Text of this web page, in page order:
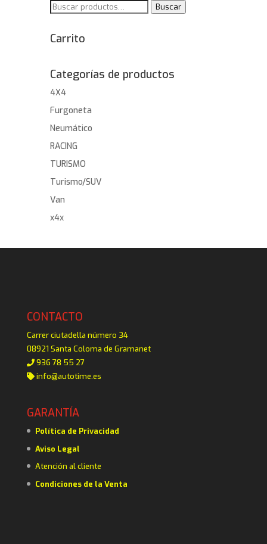
Buscar
Buscar
Carrito
Categorías de productos
4X4
Furgoneta
Neumático
RACING
TURISMO
Turismo/SUV
Van
x4x
CONTACTO
Carrer ciutadella número 34
08921 Santa Coloma de Gramanet
936 78 55 27
info@autotime.es
GARANTÍA
Política de Privacidad
Aviso Legal
Atención al cliente
Condiciones de la Venta